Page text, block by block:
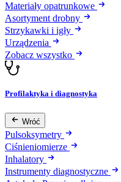
Materiały opatrunkowe
Asortyment drobny
Strzykawki i igły
Urządzenia
Zobacz wszystko
Profilaktyka i diagnostyka
Wróć
Pulsoksymetry
Ciśnieniomierze
Inhalatory
Instrumenty diagnostyczne